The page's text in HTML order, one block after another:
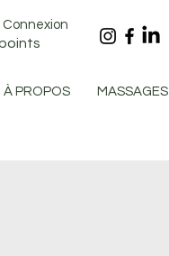
À PROPOS MASSAGES